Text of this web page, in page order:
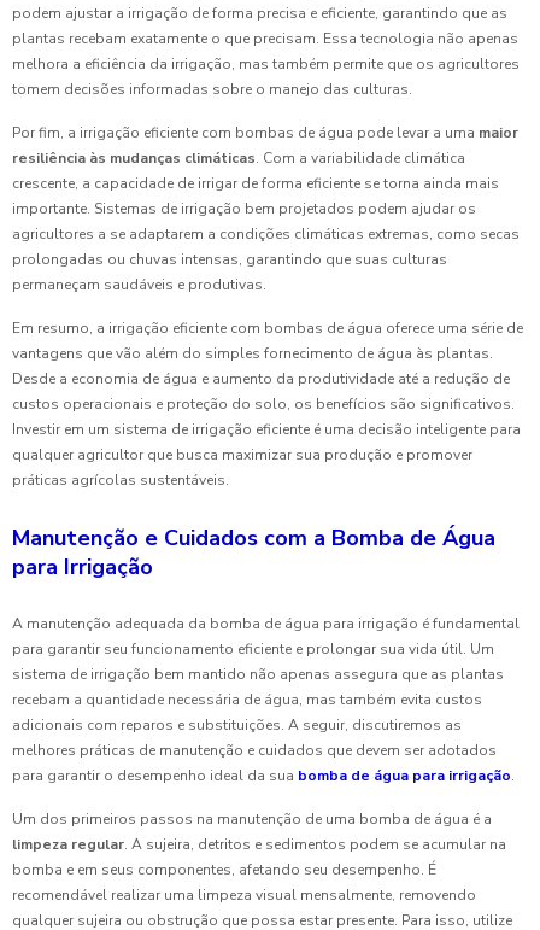
podem ajustar a irrigação de forma precisa e eficiente, garantindo que as
plantas recebam exatamente o que precisam. Essa tecnologia não apenas
melhora a eficiência da irrigação, mas também permite que os agricultores
tomem decisões informadas sobre o manejo das culturas.
Por fim, a irrigação eficiente com bombas de água pode levar a uma maior
resiliência às mudanças climáticas. Com a variabilidade climática
crescente, a capacidade de irrigar de forma eficiente se torna ainda mais
importante. Sistemas de irrigação bem projetados podem ajudar os
agricultores a se adaptarem a condições climáticas extremas, como secas
prolongadas ou chuvas intensas, garantindo que suas culturas
permaneçam saudáveis e produtivas.
Em resumo, a irrigação eficiente com bombas de água oferece uma série de
vantagens que vão além do simples fornecimento de água às plantas.
Desde a economia de água e aumento da produtividade até a redução de
custos operacionais e proteção do solo, os benefícios são significativos.
Investir em um sistema de irrigação eficiente é uma decisão inteligente para
qualquer agricultor que busca maximizar sua produção e promover
práticas agrícolas sustentáveis.
Manutenção e Cuidados com a Bomba de Água
para Irrigação
A manutenção adequada da bomba de água para irrigação é fundamental
para garantir seu funcionamento eficiente e prolongar sua vida útil. Um
sistema de irrigação bem mantido não apenas assegura que as plantas
recebam a quantidade necessária de água, mas também evita custos
adicionais com reparos e substituições. A seguir, discutiremos as
melhores práticas de manutenção e cuidados que devem ser adotados
para garantir o desempenho ideal da sua bomba de água para irrigação.
Um dos primeiros passos na manutenção de uma bomba de água é a
limpeza regular. A sujeira, detritos e sedimentos podem se acumular na
bomba e em seus componentes, afetando seu desempenho. É
recomendável realizar uma limpeza visual mensalmente, removendo
qualquer sujeira ou obstrução que possa estar presente. Para isso, utilize